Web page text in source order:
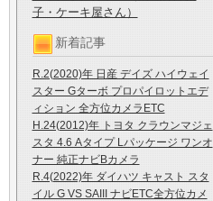
子・ケーキ屋さん）
新着記事
R.2(2020)年 日産 デイズ ハイウェイ
スター Gターボ プロパイロットエデ
ィション 全方位カメラETC
H.24(2012)年 トヨタ クラウンマジェ
スタ 4.6 Aタイプ Lパッケージ ワンオ
ナー 純正ナビBカメラ
R.4(2022)年 ダイハツ キャスト スタ
イル G VS SAIII ナビETC全方位カメ